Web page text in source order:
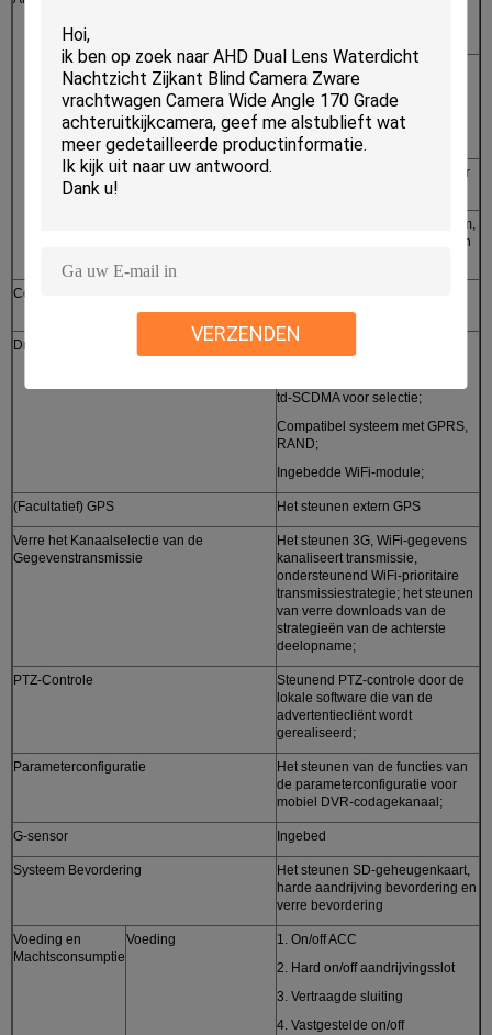
VERZENDEN
Alarmopname
Het vooraf opnemen van functie
15 seconden vóór alarm, duur
van opname na alarm kan van
jaren '30 ~ 30min worden
aangepast
Bergruimtealarm
Ondersteunende montages voor
GPS-overdreven snelheidsalarm,
versnellingsalarm, het alarm van
Communicatie Havens
aanpasbare netwerkinterface
Draadloze (Facultatieve) Transmissie
Ingebedde draadloze de
td-SCDMA voor selectie;
Compatibel systeem met GPRS,
RAND;
Ingebedde WiFi-module;
(Facultatief) GPS Het steunen extern GPS
Verre het Kanaalselectie van de
Gegevenstransmissie
Het steunen 3G, WiFi-gegevens
kanaliseert transmissie,
ondersteunend WiFi-prioritaire
transmissiestrategie; het steunen
van verre downloads van de
strategieën van de achterste
deelopname;
PTZ-Controle
Steunend PTZ-controle door de
lokale software die van de
advertentiecliënt wordt
gerealiseerd;
Parameterconfiguratie
Het steunen van de functies van
de parameterconfiguratie voor
mobiel DVR-codagekanaal;
G-sensor Ingebed
Systeem Bevordering
Het steunen SD-geheugenkaart,
harde aandrijving bevordering en
verre bevordering
Voeding en
Machtsconsumptie
Voeding
1. On/off ACC
2. Hard on/off aandrijvingsslot
3. Vertraagde sluiting
4. Vastgestelde on/off